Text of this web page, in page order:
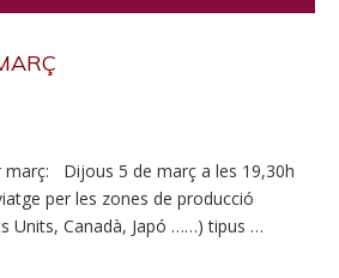
març: Dijous 5 de març a les 19,30h
per les zones de producció
Units, Canadà, Japó ……) tipus …